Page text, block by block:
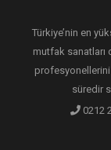
Türkiye’nin en
mutfak
profesyonellerini
süredir
0212